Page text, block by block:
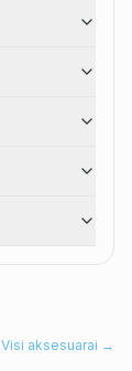
Visi aksesuarai →